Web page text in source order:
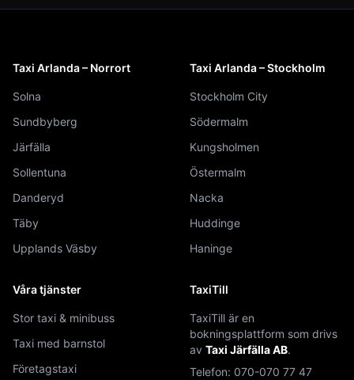
Taxi Arlanda – Norrort
Solna
Sundbyberg
Järfälla
Sollentuna
Danderyd
Täby
Upplands Väsby
Taxi Arlanda – Stockholm
Stockholm City
Södermalm
Kungsholmen
Östermalm
Nacka
Huddinge
Haninge
Våra tjänster
Stor taxi & minibuss
Taxi med barnstol
Företagstaxi
TaxiTill
TaxiTill är en
bokningsplattform som drivs
av Taxi Järfälla AB.
Telefon: 070-070 77 47